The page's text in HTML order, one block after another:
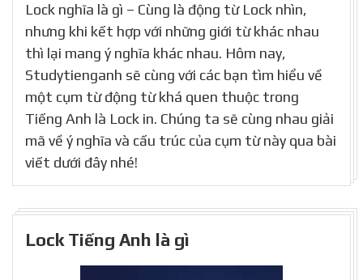
Lock nghĩa là gì – Cùng là động từ Lock nhìn,
nhưng khi kết hợp với những giới từ khác nhau
thì lại mang ý nghĩa khác nhau. Hôm nay,
Studytienganh sẽ cùng với các bạn tìm hiểu về
một cụm từ động từ khá quen thuộc trong
Tiếng Anh là Lock in. Chúng ta sẽ cùng nhau giải
mã về ý nghĩa và cấu trúc của cụm từ này qua bài
viết dưới đây nhé!
Lock Tiếng Anh là gì